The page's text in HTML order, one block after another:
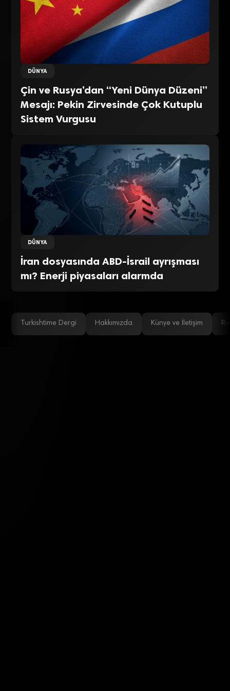
DÜNYA
Çin ve Rusya’dan “Yeni Dünya Düzeni”
Mesajı: Pekin Zirvesinde Çok Kutuplu
Sistem Vurgusu
DÜNYA
İran dosyasında ABD-İsrail ayrışması
mı? Enerji piyasaları alarmda
Turkishtime Dergi Hakkımızda Künye ve İletişim